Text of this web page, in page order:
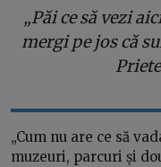
„Păi ce să vezi
mergi pe jos că
„Cum nu are ce să
muzeuri, parcuri și